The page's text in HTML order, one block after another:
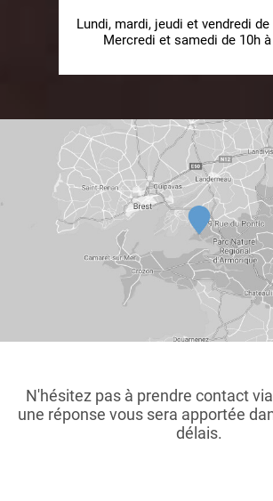
Lundi, mardi, jeudi et vendredi de
Mercredi et samedi de 10h
N'hésitez pas à prendre contact
une réponse vous sera apportée
délais.